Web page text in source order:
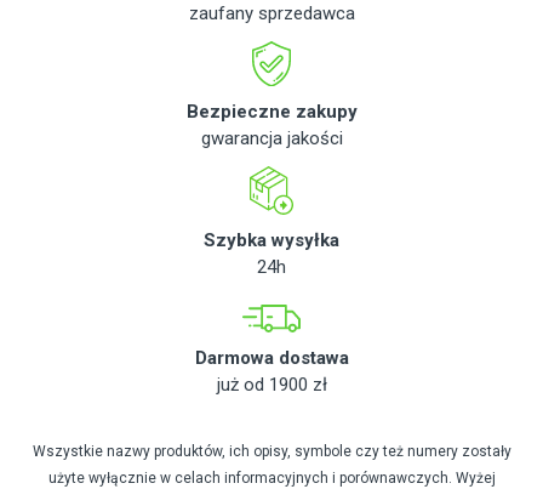
zaufany sprzedawca
Bezpieczne zakupy
gwarancja jakości
Szybka wysyłka
24h
Darmowa dostawa
już od 1900 zł
Wszystkie nazwy produktów, ich opisy, symbole czy też numery zostały
użyte wyłącznie w celach informacyjnych i porównawczych. Wyżej